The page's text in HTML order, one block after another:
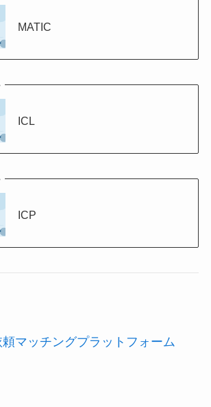
MATIC
ICL
ICP
マッチングプラットフォーム